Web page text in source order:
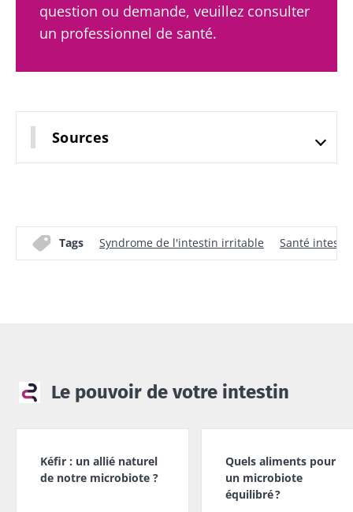
question ou demande, veuillez consulter
un professionnel de santé.
Sources
Tags Syndrome de l'intestin irritable Santé
Le pouvoir de votre intestin
Kéfir : un allié naturel
de notre microbiote ?
Quels aliments pour
un microbiote
équilibré ?